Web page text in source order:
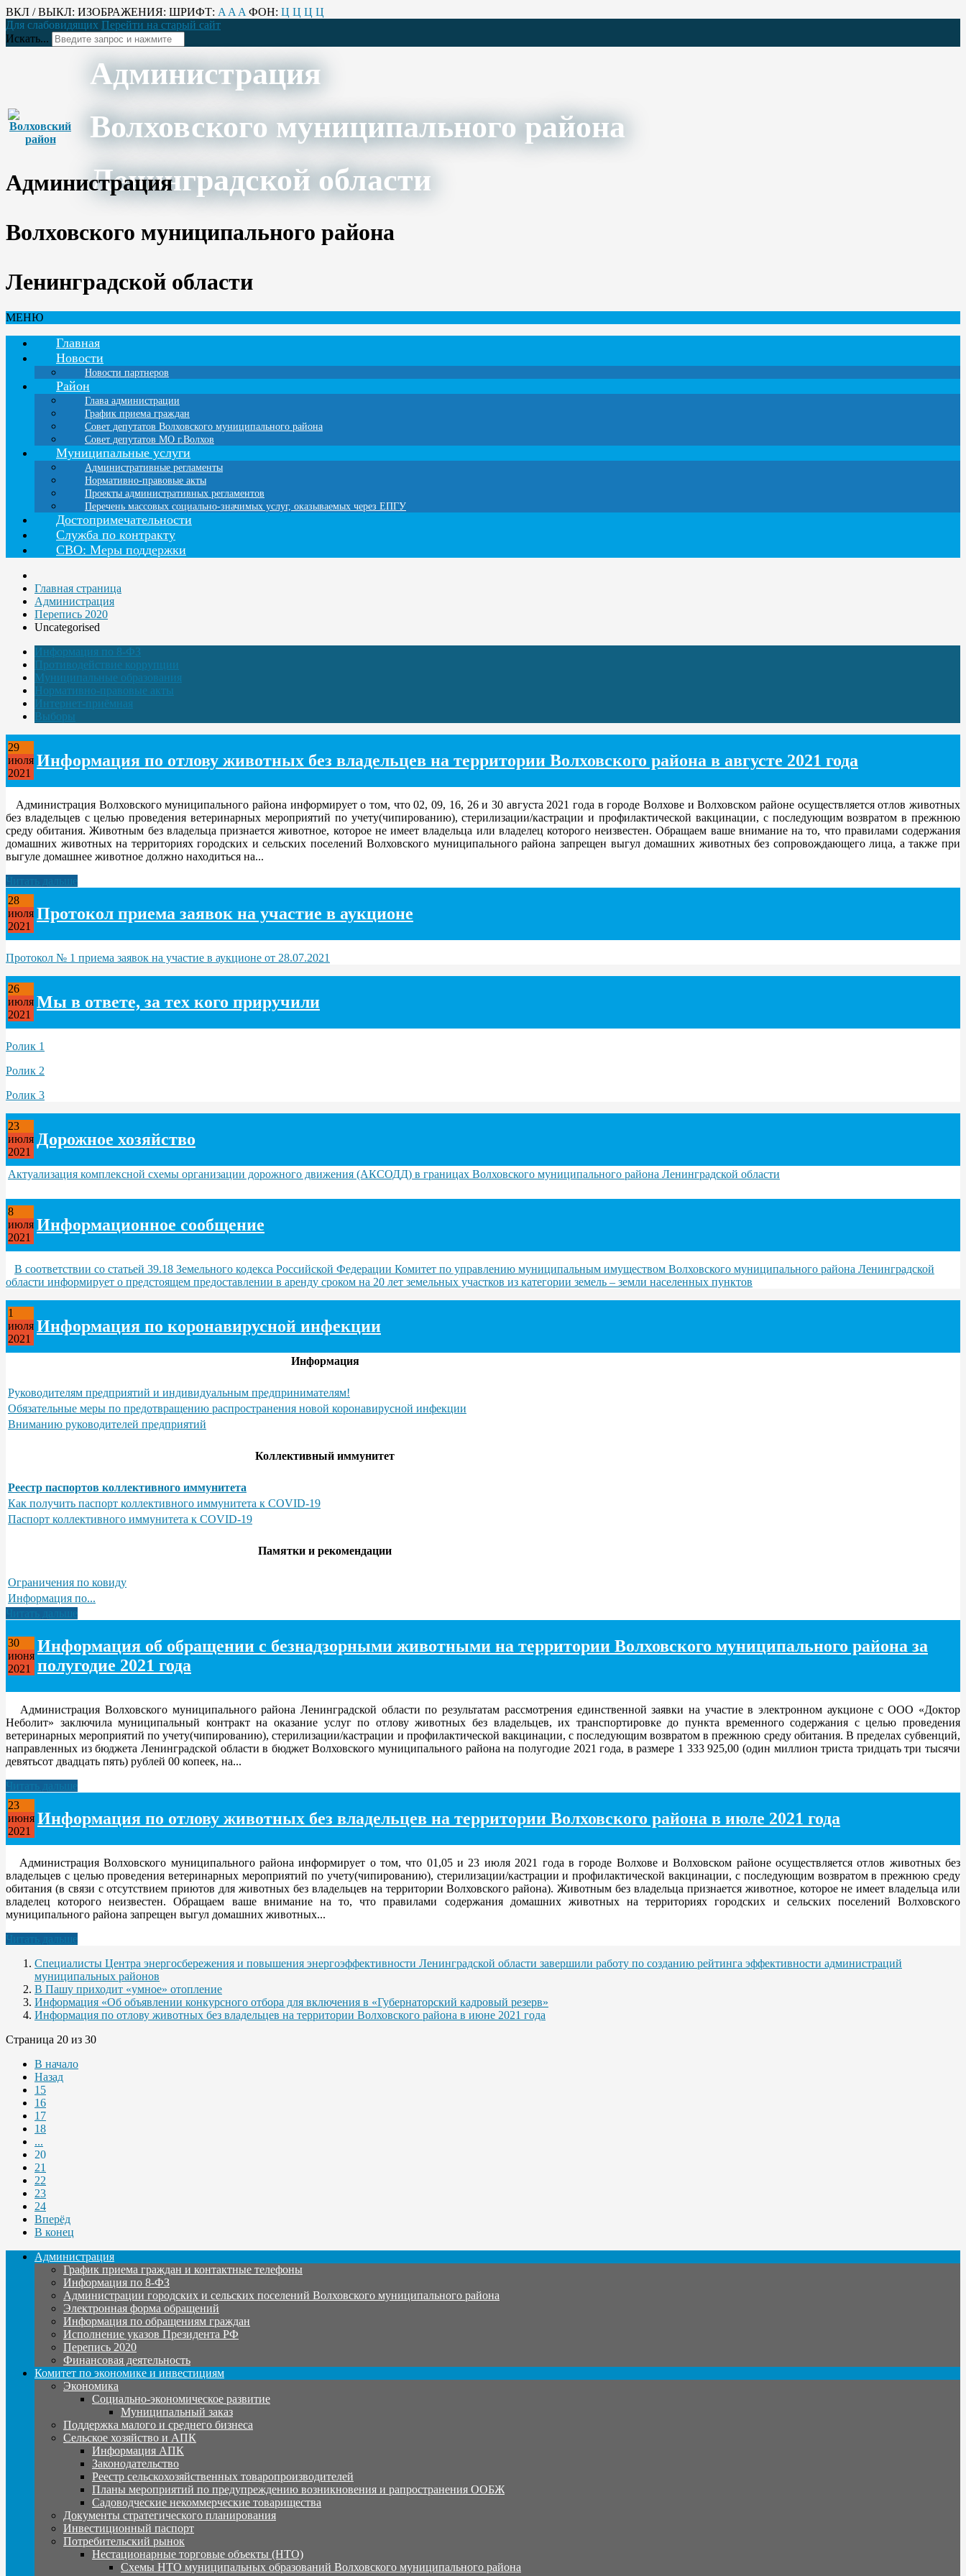
ВКЛ / ВЫКЛ: ИЗОБРАЖЕНИЯ: ШРИФТ: A A A ФОН: Ц Ц Ц Ц
Для слабовидящих Перейти на старый сайт
Искать...
Администрация
Волховского муниципального района
Ленинградской области
Администрация
Волховского муниципального района
Ленинградской области
МЕНЮ
Главная
Новости
Новости партнеров
Район
Глава администрации
График приема граждан
Совет депутатов Волховского муниципального района
Совет депутатов МО г.Волхов
Муниципальные услуги
Административные регламенты
Нормативно-правовые акты
Проекты административных регламентов
Перечень массовых социально-значимых услуг, оказываемых через ЕПГУ
Достопримечательности
Служба по контракту
СВО: Меры поддержки
Главная страница
Администрация
Перепись 2020
Uncategorised
Информация по 8-ФЗ
Противодействие коррупции
Муниципальные образования
Нормативно-правовые акты
Интернет-приёмная
Выборы
29
июля
2021
Информация по отлову животных без владельцев на территории Волховского района в августе 2021 года
Администрация Волховского муниципального района информирует о том, что 02, 09, 16, 26 и 30 августа 2021 года в городе Волхове и Волховском районе осуществляется отлов животных
без владельцев с целью проведения ветеринарных мероприятий по учету(чипированию), стерилизации/кастрации и профилактической вакцинации, с последующим возвратом в прежнюю
среду обитания. Животным без владельца признается животное, которое не имеет владельца или владелец которого неизвестен. Обращаем ваше внимание на то, что правилами содержания
домашних животных на территориях городских и сельских поселений Волховского муниципального района запрещен выгул домашних животных без сопровождающего лица, а также при
выгуле домашнее животное должно находиться на...
Читать дальше
28
июля
2021
Протокол приема заявок на участие в аукционе
Протокол № 1 приема заявок на участие в аукционе от 28.07.2021
26
июля
2021
Мы в ответе, за тех кого приручили
Ролик 1
Ролик 2
Ролик 3
23
июля
2021
Дорожное хозяйство
Актуализация комплексной схемы организации дорожного движения (АКСОДД) в границах Волховского муниципального района Ленинградской области
8
июля
2021
Информационное сообщение
В соответствии со статьей 39.18 Земельного кодекса Российской Федерации Комитет по управлению муниципальным имуществом Волховского муниципального района Ленинградской
области информирует о предстоящем предоставлении в аренду сроком на 20 лет земельных участков из категории земель – земли населенных пунктов
1
июля
2021
Информация по коронавирусной инфекции
Информация
Руководителям предприятий и индивидуальным предпринимателям!
Обязательные меры по предотвращению распространения новой коронавирусной инфекции
Вниманию руководителей предприятий
Коллективный иммунитет
Реестр паспортов коллективного иммунитета
Как получить паспорт коллективного иммунитета к COVID-19
Паспорт коллективного иммунитета к COVID-19
Памятки и рекомендации
Ограничения по ковиду
Информация по...
Читать дальше
30
июня
2021
Информация об обращении с безнадзорными животными на территории Волховского муниципального района за
полугодие 2021 года
Администрация Волховского муниципального района Ленинградской области по результатам рассмотрения единственной заявки на участие в электронном аукционе с ООО «Доктор
Неболит» заключила муниципальный контракт на оказание услуг по отлову животных без владельцев, их транспортировке до пункта временного содержания с целью проведения
ветеринарных мероприятий по учету(чипированию), стерилизации/кастрации и профилактической вакцинации, с последующим возвратом в прежнюю среду обитания. В пределах субвенций,
направленных из бюджета Ленинградской области в бюджет Волховского муниципального района на полугодие 2021 года, в размере 1 333 925,00 (один миллион триста тридцать три тысячи
девятьсот двадцать пять) рублей 00 копеек, на...
Читать дальше
23
июня
2021
Информация по отлову животных без владельцев на территории Волховского района в июле 2021 года
Администрация Волховского муниципального района информирует о том, что 01,05 и 23 июля 2021 года в городе Волхове и Волховском районе осуществляется отлов животных без
владельцев с целью проведения ветеринарных мероприятий по учету(чипированию), стерилизации/кастрации и профилактической вакцинации, с последующим возвратом в прежнюю среду
обитания (в связи с отсутствием приютов для животных без владельцев на территории Волховского района). Животным без владельца признается животное, которое не имеет владельца или
владелец которого неизвестен. Обращаем ваше внимание на то, что правилами содержания домашних животных на территориях городских и сельских поселений Волховского
муниципального района запрещен выгул домашних животных...
Читать дальше
Специалисты Центра энергосбережения и повышения энергоэффективности Ленинградской области завершили работу по созданию рейтинга эффективности администраций
муниципальных районов
В Пашу приходит «умное» отопление
Информация «Об объявлении конкурсного отбора для включения в «Губернаторский кадровый резерв»
Информация по отлову животных без владельцев на территории Волховского района в июне 2021 года
Страница 20 из 30
В начало
Назад
15
16
17
18
...
20
21
22
23
24
Вперёд
В конец
Администрация
График приема граждан и контактные телефоны
Информация по 8-ФЗ
Администрации городских и сельских поселений Волховского муниципального района
Электронная форма обращений
Информация по обращениям граждан
Исполнение указов Президента РФ
Перепись 2020
Финансовая деятельность
Комитет по экономике и инвестициям
Экономика
Социально-экономическое развитие
Муниципальный заказ
Поддержка малого и среднего бизнеса
Сельское хозяйство и АПК
Информация АПК
Законодательство
Реестр сельскохозяйственных товаропроизводителей
Планы мероприятий по предупреждению возникновения и рапространения ООБЖ
Садоводческие некоммерческие товарищества
Документы стратегического планирования
Инвестиционный паспорт
Потребительский рынок
Нестационарные торговые объекты (НТО)
Схемы НТО муниципальных образований Волховского муниципального района